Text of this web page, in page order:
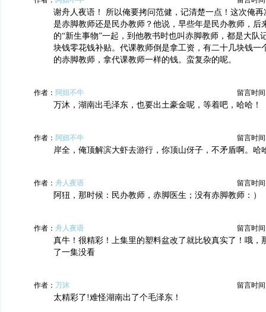
谢舟人夜语！ 所以俺要拷问范健，记清楚一点！这次俺
是赤脚教师还是民办教师？他说，早些年是民办教师，后
的“新生事物”一起，到他教书时也叫赤脚教师，都是大队
块钱零花钱补贴。代课教师倒是拿工资，有二十几块钱一
的赤脚教师，拿代课教师一样的钱。蛮复杂的呢。
作者： 阿妞不牛 留言时间
万沐，湖南出毛泽东，也要出土豪金呢，等着吧，哈哈！
作者： 阿妞不牛 留言时间
岸全，俺顶解滨大虾去游行，你顶山伢子，不矛盾啊。哈
作者： 舟人夜语 留言时间
阿狃，那时候：民办教师，赤脚医生；没有赤脚教师：）
作者： 舟人夜语 留言时间
真牛！很精彩！上集里的塑料盆改了就比较真实了！哦，
了一集没看
作者： 万沐 留言时间
太精彩了!难怪湖南出了个毛泽东！